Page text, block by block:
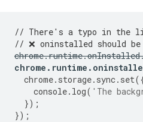
// There's a typo in the
// ❌ oninstalled should
chrome.runtime.onInstalled
chrome . runtime .
chrome. storage. sync. set
console. log( 'The
});
});